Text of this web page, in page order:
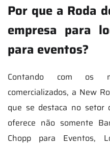
Por que a Roda
empresa para
para eventos?
Contando com os
comercializados, a New
que se destaca no setor
oferece não somente
Chopp para Eventos,